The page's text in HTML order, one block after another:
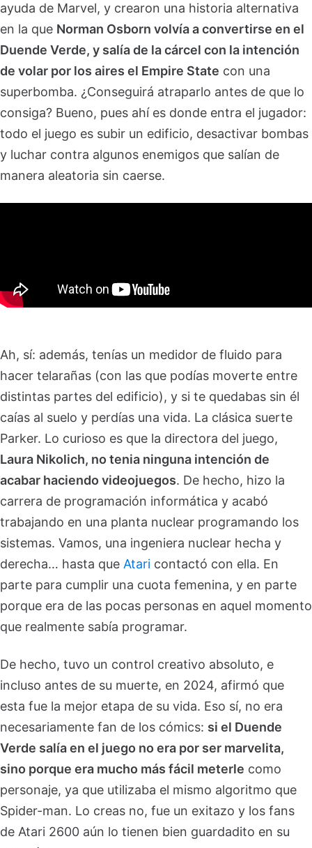
ayuda de Marvel, y crearon una historia alternativa
en la que Norman Osborn volvía a convertirse en el
Duende Verde, y salía de la cárcel con la intención
de volar por los aires el Empire State con una
superbomba. ¿Conseguirá atraparlo antes de que lo
consiga? Bueno, pues ahí es donde entra el jugador:
todo el juego es subir un edificio, desactivar bombas
y luchar contra algunos enemigos que salían de
manera aleatoria sin caerse.
Ah, sí: además, tenías un medidor de fluido para
hacer telarañas (con las que podías moverte entre
distintas partes del edificio), y si te quedabas sin él
caías al suelo y perdías una vida. La clásica suerte
Parker. Lo curioso es que la directora del juego,
Laura Nikolich, no tenia ninguna intención de
acabar haciendo videojuegos. De hecho, hizo la
carrera de programación informática y acabó
trabajando en una planta nuclear programando los
sistemas. Vamos, una ingeniera nuclear hecha y
derecha… hasta que Atari contactó con ella. En
parte para cumplir una cuota femenina, y en parte
porque era de las pocas personas en aquel momento
que realmente sabía programar.
De hecho, tuvo un control creativo absoluto, e
incluso antes de su muerte, en 2024, afirmó que
esta fue la mejor etapa de su vida. Eso sí, no era
necesariamente fan de los cómics: si el Duende
Verde salía en el juego no era por ser marvelita,
sino porque era mucho más fácil meterle como
personaje, ya que utilizaba el mismo algoritmo que
Spider-man. Lo creas no, fue un exitazo y los fans
de Atari 2600 aún lo tienen bien guardadito en su